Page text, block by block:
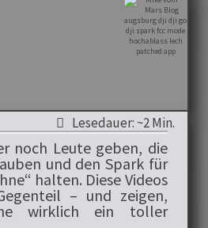
Lesedauer: ~2 Min.
noch Leute geben, die
und den Spark für
halten. Diese Videos
– und zeigen,
wirklich ein toller